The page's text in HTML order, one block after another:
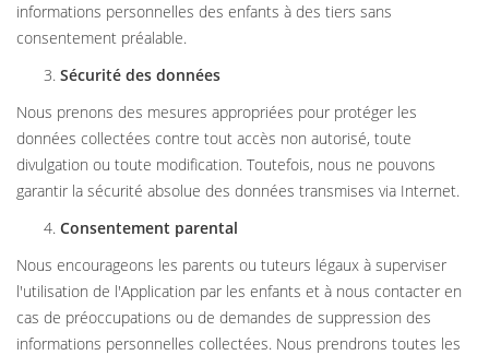
informations personnelles des enfants à des tiers sans
consentement préalable.
Sécurité des données
Nous prenons des mesures appropriées pour protéger les
données collectées contre tout accès non autorisé, toute
divulgation ou toute modification. Toutefois, nous ne pouvons
garantir la sécurité absolue des données transmises via Internet.
Consentement parental
Nous encourageons les parents ou tuteurs légaux à superviser
l'utilisation de l'Application par les enfants et à nous contacter en
cas de préoccupations ou de demandes de suppression des
informations personnelles collectées. Nous prendrons toutes les